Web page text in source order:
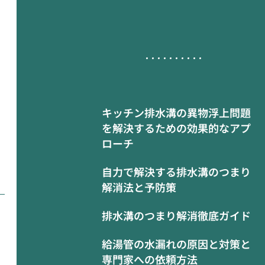
キッチン排水溝の異物浮上問題
を解決するための効果的なアプ
ローチ
自力で解決する排水溝のつまり
解消法と予防策
排水溝のつまり解消徹底ガイド
給湯管の水漏れの原因と対策と
専門家への依頼方法